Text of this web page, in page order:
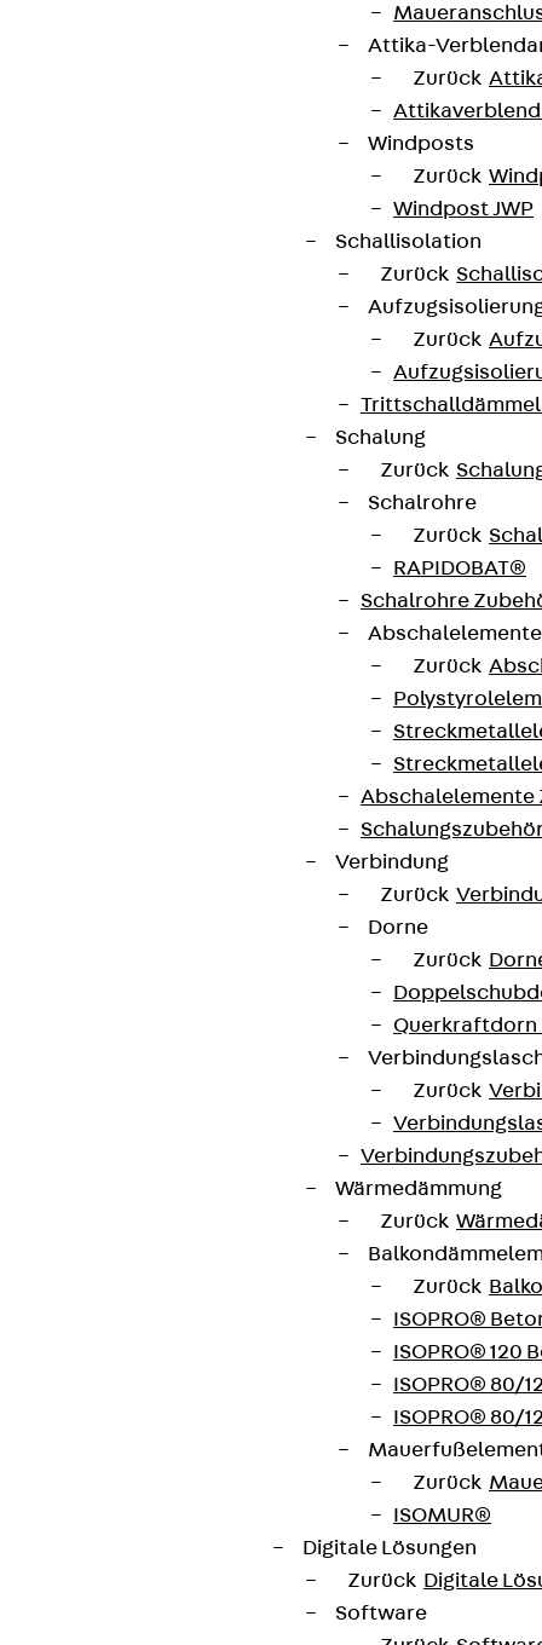
Attika-
Zurück
Windposts
Zurück
Windpost JWP
Schallisolation
Zurück
Zurück
Schalung
Zurück
Schalrohre
Zurück
RAPIDOBAT®
Schalrohre
Zurück
Abschalelemente
Verbindung
Zurück
Dorne
Zurück
Querkraftdorn
Zurück
Wärmedämmung
Zurück
Zurück
ISOPRO®
ISOPRO® 120
ISOPRO® 80/
ISOPRO® 80/
Zurück
ISOMUR®
Digitale Lösungen
Zurück Digitale
Software